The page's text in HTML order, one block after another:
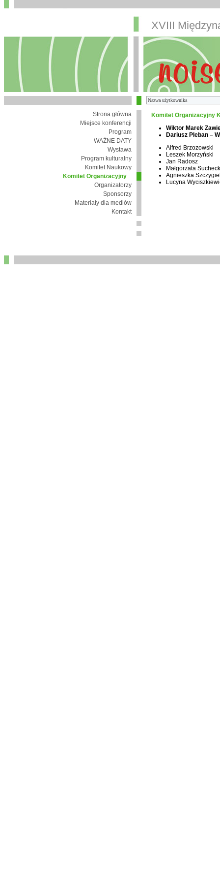
XVIII
Strona główna
Miejsce konferencji
Program
WAŻNE DATY
Wystawa
Program kulturalny
Komitet Naukowy
Komitet Organizacyjny
Organizatorzy
Sponsorzy
Materiały dla mediów
Kontakt
Komitet Organizacyjny
Wiktor Marek
Dariusz Pleban –
Alfred Brzozowski
Leszek Morzyński
Jan Radosz
Małgorzata
Agnieszka
Lucyna